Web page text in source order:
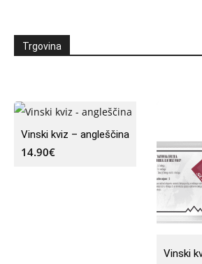
Trgovina
Vinski kviz – angleščina
14.90€
Vinski